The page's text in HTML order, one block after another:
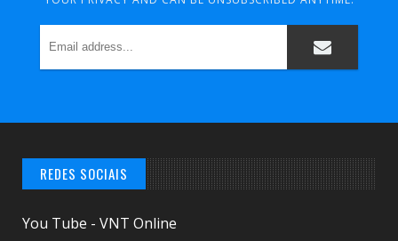
REDES SOCIAIS
You Tube - VNT Online